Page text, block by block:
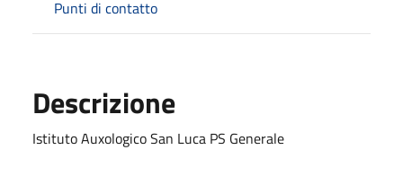
Punti di contatto
Descrizione
Istituto Auxologico San Luca PS Generale